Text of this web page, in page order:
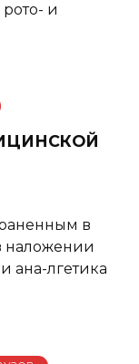
и
в
наложении
ана-лгетика